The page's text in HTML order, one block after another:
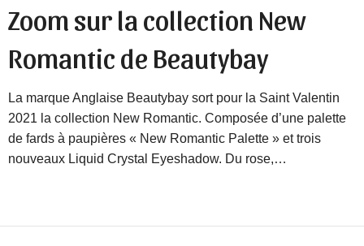
Zoom sur la collection New
Romantic de Beautybay
La marque Anglaise Beautybay sort pour la Saint Valentin
2021 la collection New Romantic. Composée d’une palette
de fards à paupières « New Romantic Palette » et trois
nouveaux Liquid Crystal Eyeshadow. Du rose,…